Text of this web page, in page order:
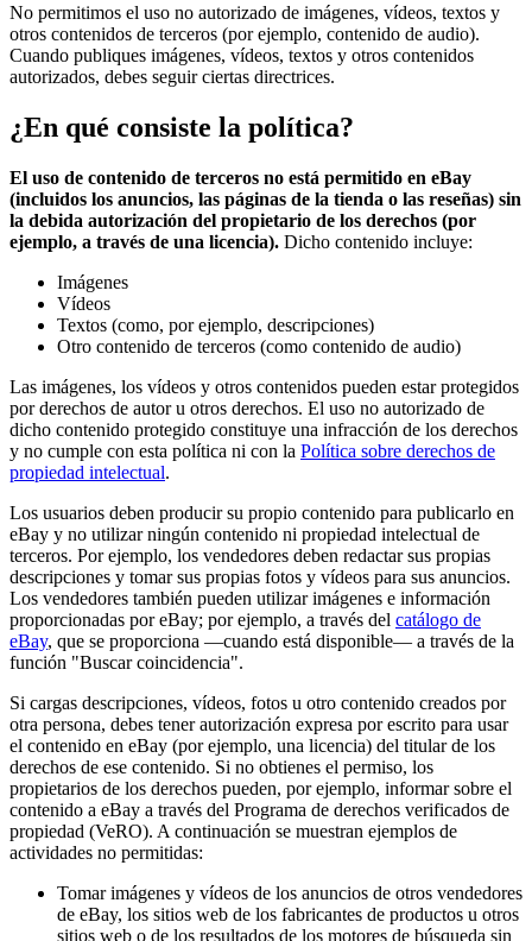
No permitimos el uso no autorizado de imágenes, vídeos, textos y
otros contenidos de terceros (por ejemplo, contenido de audio).
Cuando publiques imágenes, vídeos, textos y otros contenidos
autorizados, debes seguir ciertas directrices.
¿En qué consiste la política?
El uso de contenido de terceros no está permitido en eBay
(incluidos los anuncios, las páginas de la tienda o las reseñas) sin
la debida autorización del propietario de los derechos (por
ejemplo, a través de una licencia). Dicho contenido incluye:
Imágenes
Vídeos
Textos (como, por ejemplo, descripciones)
Otro contenido de terceros (como contenido de audio)
Las imágenes, los vídeos y otros contenidos pueden estar protegidos
por derechos de autor u otros derechos. El uso no autorizado de
dicho contenido protegido constituye una infracción de los derechos
y no cumple con esta política ni con la Política sobre derechos de
propiedad intelectual.
Los usuarios deben producir su propio contenido para publicarlo en
eBay y no utilizar ningún contenido ni propiedad intelectual de
terceros. Por ejemplo, los vendedores deben redactar sus propias
descripciones y tomar sus propias fotos y vídeos para sus anuncios.
Los vendedores también pueden utilizar imágenes e información
proporcionadas por eBay; por ejemplo, a través del catálogo de
eBay, que se proporciona —cuando está disponible— a través de la
función "Buscar coincidencia".
Si cargas descripciones, vídeos, fotos u otro contenido creados por
otra persona, debes tener autorización expresa por escrito para usar
el contenido en eBay (por ejemplo, una licencia) del titular de los
derechos de ese contenido. Si no obtienes el permiso, los
propietarios de los derechos pueden, por ejemplo, informar sobre el
contenido a eBay a través del Programa de derechos verificados de
propiedad (VeRO). A continuación se muestran ejemplos de
actividades no permitidas:
Tomar imágenes y vídeos de los anuncios de otros vendedores
de eBay, los sitios web de los fabricantes de productos u otros
sitios web o de los resultados de los motores de búsqueda sin